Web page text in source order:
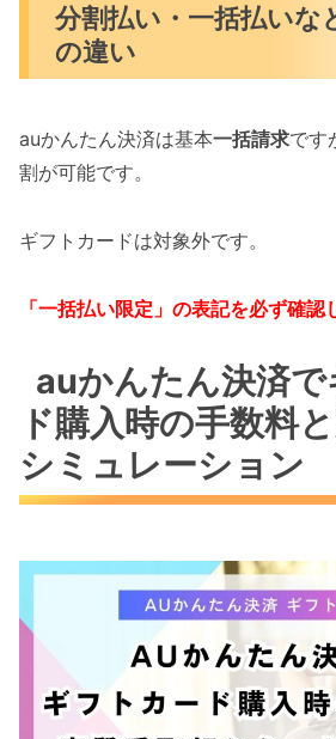
分割払い・一括払いな
の違い
auかんたん決済は基本一括請求です
割が可能です。
ギフトカードは対象外です。
「一括払い限定」の表記を必ず確認
auかんたん決済
ド購入時の手数料
シミュレーション